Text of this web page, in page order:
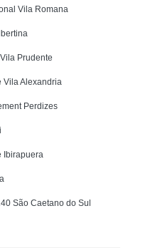
Vila Romana
Prudente
Vila Alexandria
Perdizes
Ibirapuera
São Caetano do Sul